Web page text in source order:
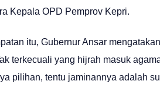
Kepala OPD Pemprov Kepri.
itu, Gubernur Ansar
terkecuali yang hijrah masuk
pilihan, tentu jaminannya adalah